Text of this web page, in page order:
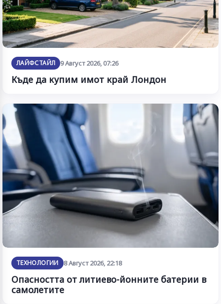
ЛАЙФСТАЙЛ 9 Август 2026, 07:26
Къде да купим имот край Лондон
ТЕХНОЛОГИИ 8 Август 2026, 22:18
Опасността от литиево-йонните батерии в
самолетите